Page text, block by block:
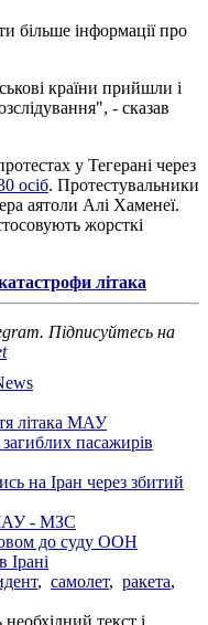
більше інформації про
країни прийшли і
- сказав
у Тегерані через
осіб. Протестувальники
аятоли Алі Хаменеї.
жорсткі
літака
Підписуйтесь на
літака МАУ
пасажирів
на Іран через збитий
МАУ - МЗС
до суду ООН
Ірані
, самолет, ракета,
текст і